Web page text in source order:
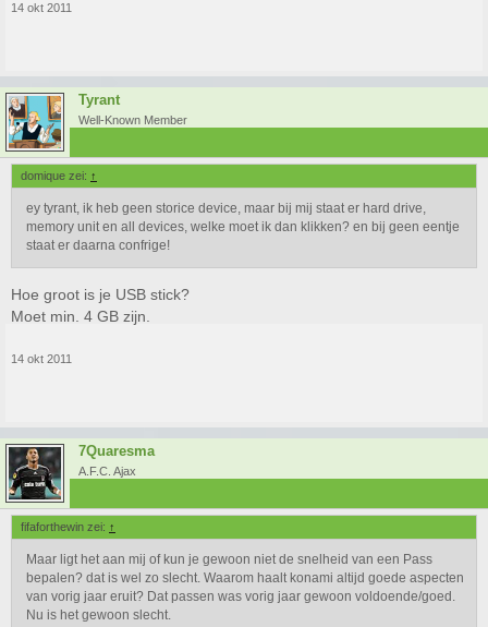
14 okt 2011
Tyrant
Well-Known Member
domique zei: ↑
ey tyrant, ik heb geen storice device, maar bij mij staat er hard drive,
memory unit en all devices, welke moet ik dan klikken? en bij geen eentje
staat er daarna confrige!
Hoe groot is je USB stick?
Moet min. 4 GB zijn.
14 okt 2011
7Quaresma
A.F.C. Ajax
fifaforthewin zei: ↑
Maar ligt het aan mij of kun je gewoon niet de snelheid van een Pass
bepalen? dat is wel zo slecht. Waarom haalt konami altijd goede aspecten
van vorig jaar eruit? Dat passen was vorig jaar gewoon voldoende/goed.
Nu is het gewoon slecht.